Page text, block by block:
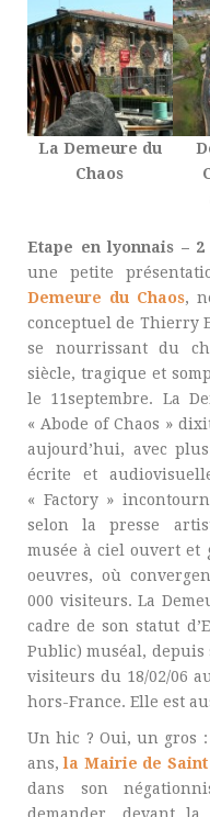
La Demeure du
Chaos
Etape en lyonnais – 2
une petite
Demeure du Chaos,
conceptuel de Thierry
se nourrissant du
siècle, tragique et
le 11septembre. La
« Abode of Chaos »
aujourd’hui, avec
écrite et
« Factory »
selon la presse
musée à ciel ouvert et
oeuvres, où
000 visiteurs. La
cadre de son statut
Public) muséal, depuis
visiteurs du 18/02/06
hors-France. Elle est
Un hic ? Oui, un gros
ans,la Mairie de Saint
dans son
demander, devant la